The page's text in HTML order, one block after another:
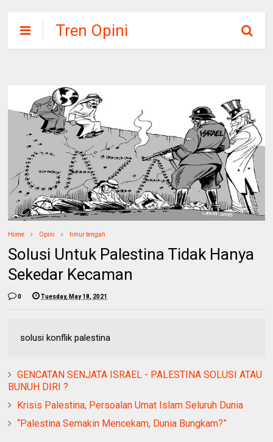
Tren Opini
Home Opini timur tengah
Solusi Untuk Palestina Tidak Hanya
Sekedar Kecaman
0 Tuesday, May 18, 2021
solusi konflik palestina
GENCATAN SENJATA ISRAEL - PALESTINA SOLUSI ATAU
BUNUH DIRI ?
Krisis Palestina, Persoalan Umat Islam Seluruh Dunia
“Palestina Semakin Mencekam, Dunia Bungkam?”